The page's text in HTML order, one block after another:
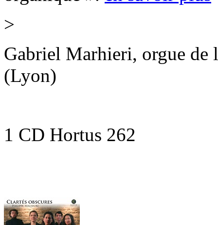
>
Gabriel Marhieri, orgue de
(Lyon)
1 CD Hortus 262